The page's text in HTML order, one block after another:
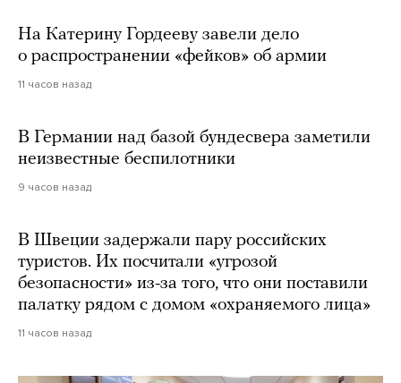
На Катерину Гордееву завели дело
о распространении «фейков» об армии
11 часов назад
В Германии над базой бундесвера заметили
неизвестные беспилотники
9 часов назад
В Швеции задержали пару российских
туристов. Их посчитали «угрозой
безопасности» из-за того, что они поставили
палатку рядом с домом «охраняемого лица»
11 часов назад